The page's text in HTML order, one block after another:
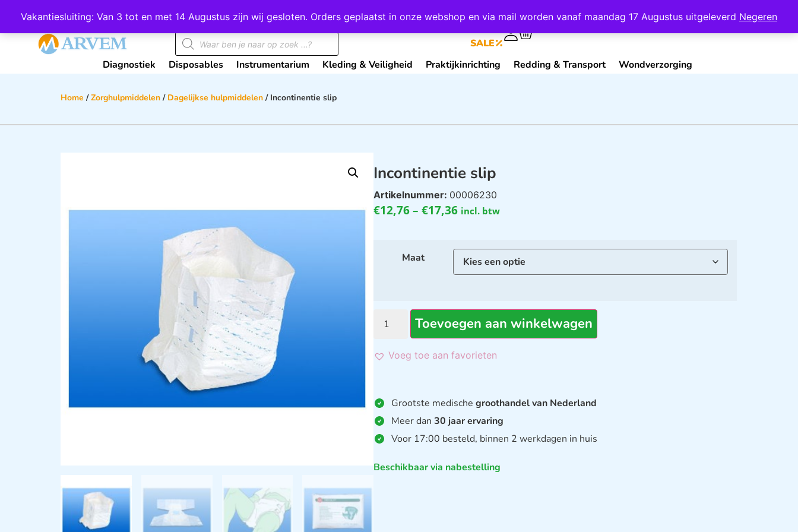
Vakantiesluiting: Van 3 tot en met 14 Augustus zijn wij gesloten. Orders geplaatst in onze webshop en via mail worden vanaf maandag 17 Augustus uitgeleverd Negeren
Wij scoren een 4,8 op Google Mijn Account Contact
SALE
Diagnostiek Disposables Instrumentarium Kleding & Veiligheid Praktijkinrichting Redding & Transport Wondverzorging
Home /Zorghulpmiddelen / Dagelijkse hulpmiddelen / Incontinentie slip
Incontinentie slip
Artikelnummer: 00006230
€12,76– €17,36 incl. btw
Maat
Toevoegen aan winkelwagen
Voeg toe aan favorieten
Grootste medischegroothandel van Nederland
Meer dan30 jaar ervaring
Voor 17:00 besteld, binnen 2 werkdagen in huis
Beschikbaar via nabestelling